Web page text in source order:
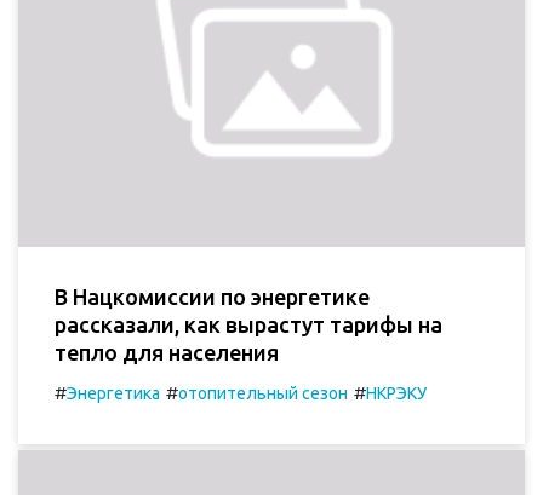
В Нацкомиссии по энергетике
рассказали, как вырастут тарифы на
тепло для населения
#Энергетика #отопительный сезон #НКРЭКУ